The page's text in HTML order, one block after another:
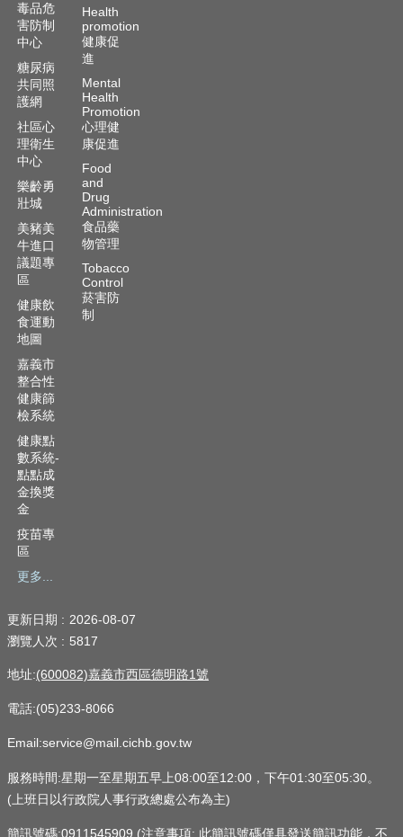
毒品危
害防制
中心
糖尿病
共同照
護網
社區心
理衛生
中心
樂齡勇
壯城
美豬美
牛進口
議題專
區
健康飲
食運動
地圖
嘉義市
整合性
健康篩
檢系統
健康點
數系統-
點點成
金換獎
金
疫苗專
區
更多...
Health
promotion
健康促
進
Mental
Health
Promotion
心理健
康促進
Food
and
Drug
Administration
食品藥
物管理
Tobacco
Control
菸害防
制
更新日期
2026-08-07
瀏覽人次
5817
地址:(600082)嘉義市西區德明路1號
電話:(05)233-8066
Email:service@mail.cichb.gov.tw
服務時間:星期一至星期五早上08:00至12:00，下午01:30至05:30。
(上班日以行政院人事行政總處公布為主)
簡訊號碼:0911545909 (注意事項: 此簡訊號碼僅具發送簡訊功能，不